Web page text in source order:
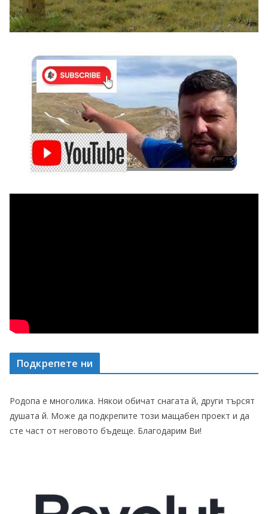
Подкрепете ни
Родопа е многолика. Някои обичат снагата й, други търсят
душата й. Може да подкрепите този мащабен проект и да
сте част от неговото бъдеще. Благодарим Ви!